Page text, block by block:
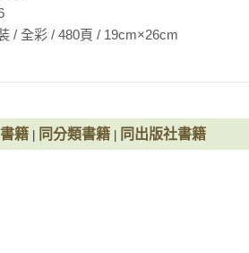
店家保有變更商品及終止活動之權利。）
裝 / 全彩 / 480頁 / 19cm×26cm
籍 同分類書籍 同出版社書籍